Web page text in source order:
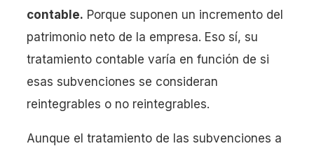
contable. Porque suponen un incremento del
patrimonio neto de la empresa. Eso sí, su
tratamiento contable varía en función de si
esas subvenciones se consideran
reintegrables o no reintegrables.
Aunque el tratamiento de las subvenciones a